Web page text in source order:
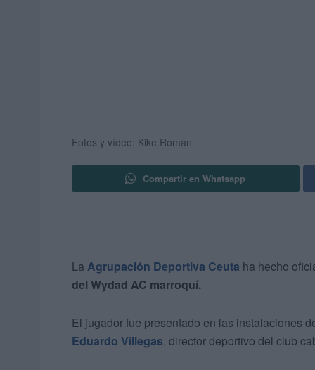
Fotos y vídeo: Kike Román
Compartir en Whatsapp
La Agrupación Deportiva Ceuta ha hecho
del Wydad AC marroquí.
El jugador fue presentado en las instalaciones
Eduardo Villegas, director deportivo del club